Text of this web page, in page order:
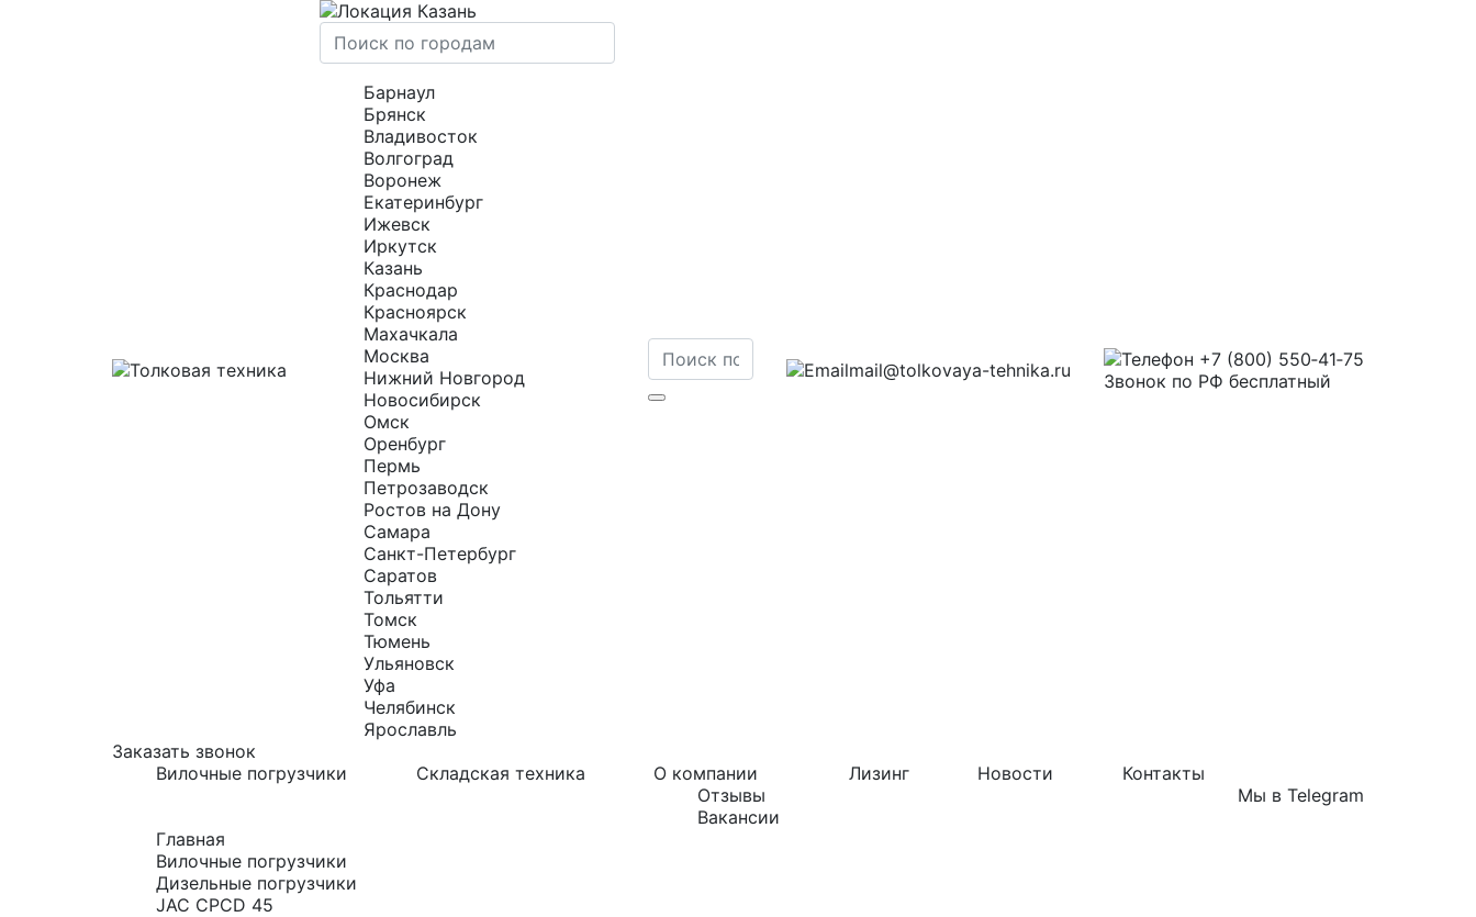
Казань
Барнаул
Брянск
Владивосток
Волгоград
Воронеж
Екатеринбург
Ижевск
Иркутск
Казань
Краснодар
Красноярск
Махачкала
Москва
Нижний Новгород
Новосибирск
Омск
Оренбург
Пермь
Петрозаводск
Ростов на Дону
Самара
Санкт-Петербург
Саратов
Тольятти
Томск
Тюмень
Ульяновск
Уфа
Челябинск
Ярославль
mail@tolkovaya-tehnika.ru
+7 (800) 550‑41‑75
Звонок по РФ бесплатный
Заказать звонок
Вилочные погрузчики
Складская техника
О компании
Отзывы
Вакансии
Лизинг Новости
Контакты
Мы в Telegram
Главная
Вилочные погрузчики
Дизельные погрузчики
JAC CPCD 45